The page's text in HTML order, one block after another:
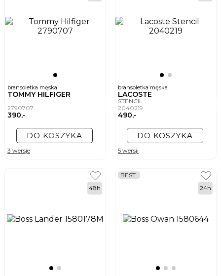
bransoletka męska
TOMMY HILFIGER
2790707
390,-
DO KOSZYKA
3 wersje
bransoletka męska
LACOSTE
STENCIL
2040219
490,-
DO KOSZYKA
5 wersji
48h
BEST
24h